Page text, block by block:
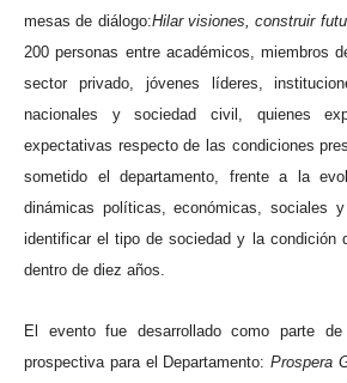
mesas de diálogo:Hilar visiones, construir
200 personas entre académicos, miembros
sector privado, jóvenes líderes,
nacionales y sociedad civil, quienes
expectativas respecto de las condiciones
sometido el departamento, frente a la
dinámicas políticas, económicas, sociales
identificar el tipo de sociedad y la condición
dentro de diez años.
El evento fue desarrollado como parte
prospectiva para el Departamento: Prospera